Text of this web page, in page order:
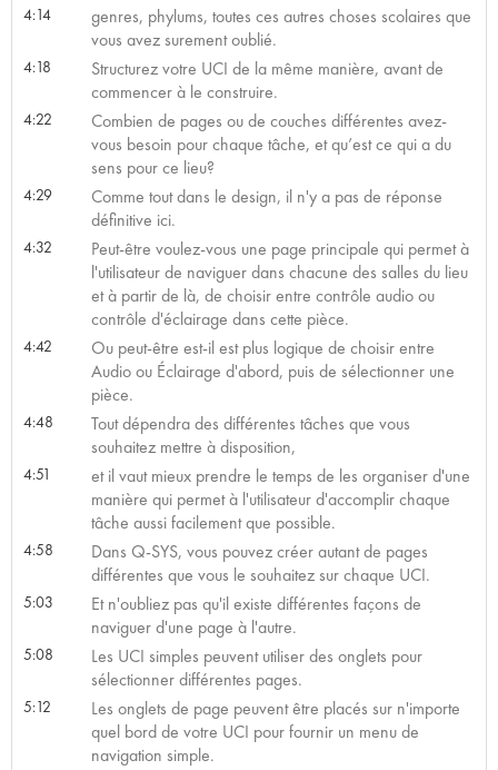
4:14
genres, phylums, toutes ces autres choses scolaires que
vous avez surement oublié.
4:18
Structurez votre UCI de la même manière, avant de
commencer à le construire.
4:22
Combien de pages ou de couches différentes avez-
vous besoin pour chaque tâche, et qu’est ce qui a du
sens pour ce lieu?
4:29
Comme tout dans le design, il n'y a pas de réponse
définitive ici.
4:32
Peut-être voulez-vous une page principale qui permet à
l'utilisateur de naviguer dans chacune des salles du lieu
et à partir de là, de choisir entre contrôle audio ou
contrôle d'éclairage dans cette pièce.
4:42
Ou peut-être est-il est plus logique de choisir entre
Audio ou Éclairage d'abord, puis de sélectionner une
pièce.
4:48
Tout dépendra des différentes tâches que vous
souhaitez mettre à disposition,
4:51
et il vaut mieux prendre le temps de les organiser d'une
manière qui permet à l'utilisateur d'accomplir chaque
tâche aussi facilement que possible.
4:58
Dans Q-SYS, vous pouvez créer autant de pages
différentes que vous le souhaitez sur chaque UCI.
5:03
Et n'oubliez pas qu'il existe différentes façons de
naviguer d'une page à l'autre.
5:08
Les UCI simples peuvent utiliser des onglets pour
sélectionner différentes pages.
5:12
Les onglets de page peuvent être placés sur n'importe
quel bord de votre UCI pour fournir un menu de
navigation simple.